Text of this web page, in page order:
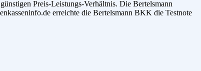
Preis-Leistungs-Verhältnis. Die Bertelsmann
erreichte die Bertelsmann BKK die Testnote